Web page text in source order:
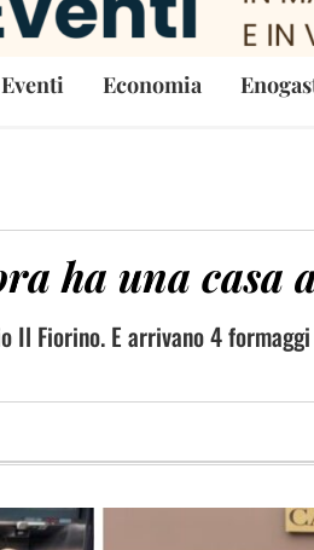
Economia
ha una casa
Il Fiorino. E arrivano 4